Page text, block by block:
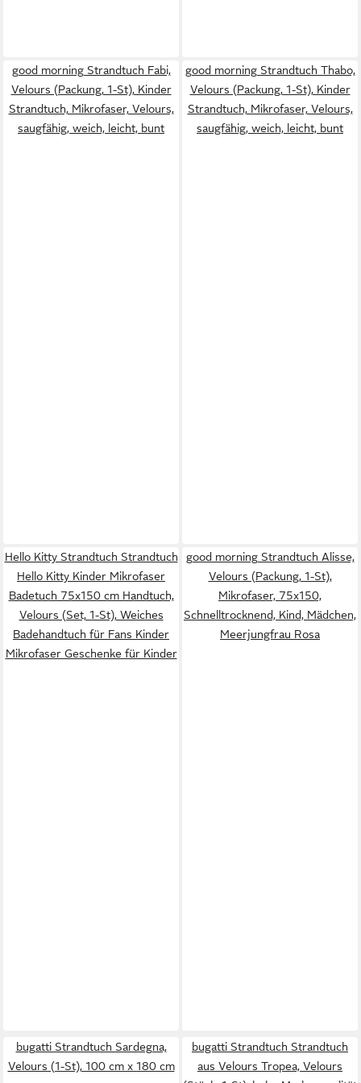
good morning Strandtuch Fabi,
Velours (Packung, 1-St), Kinder
Strandtuch, Mikrofaser, Velours,
saugfähig, weich, leicht, bunt
good morning Strandtuch Thabo,
Velours (Packung, 1-St), Kinder
Strandtuch, Mikrofaser, Velours,
saugfähig, weich, leicht, bunt
Hello Kitty Strandtuch Strandtuch
Hello Kitty Kinder Mikrofaser
Badetuch 75x150 cm Handtuch,
Velours (Set, 1-St), Weiches
Badehandtuch für Fans Kinder
Mikrofaser Geschenke für Kinder
good morning Strandtuch Alisse,
Velours (Packung, 1-St),
Mikrofaser, 75x150,
Schnelltrocknend, Kind, Mädchen,
Meerjungfrau Rosa
bugatti Strandtuch Sardegna,
Velours (1-St), 100 cm x 180 cm
bugatti Strandtuch Strandtuch
aus Velours Tropea, Velours